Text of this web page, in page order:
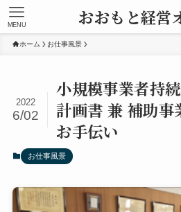
おおもと経営
MENU
ホーム お仕事風景
小規模事業者持
計画書 兼 補助事
お手伝い
2022
6/02
お仕事風景